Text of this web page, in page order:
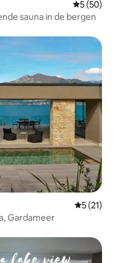
5 (50)
sauna in de bergen
5 (21)
Gardameer